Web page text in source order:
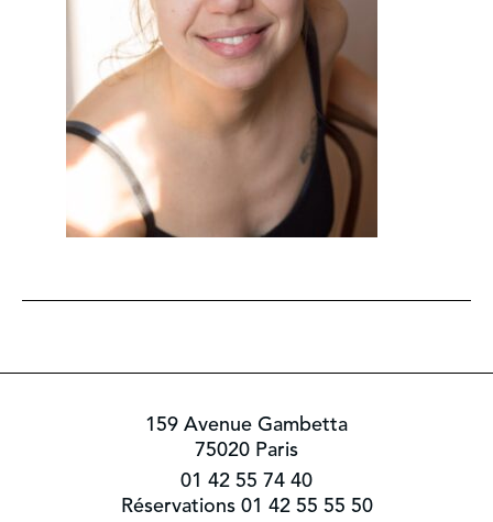
159 Avenue Gambetta
75020 Paris
01 42 55 74 40
Réservations 01 42 55 55 50